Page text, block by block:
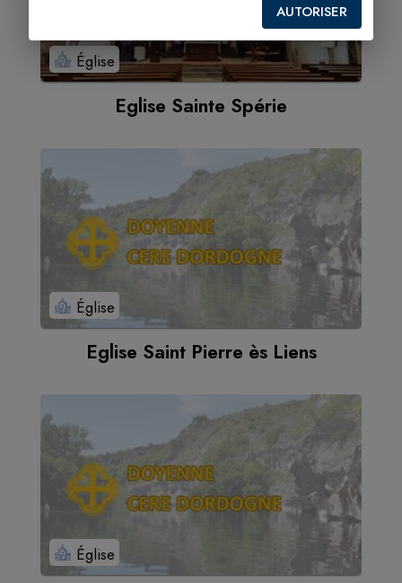
Église
Eglise Sainte Spérie
Église
Eglise Saint Pierre ès Liens
Église
AUTORISER